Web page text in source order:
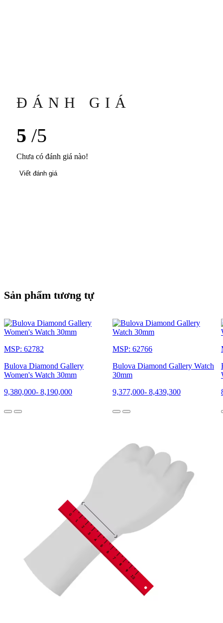
ĐÁNH GIÁ
5 /5
Chưa có đánh giá nào!
Viết đánh giá
Sản phẩm tương tự
MSP: 62782
Bulova Diamond Gallery
Women's Watch 30mm
9,380,000- 8,190,000
MSP: 62766
Bulova Diamond Gallery Watch
30mm
9,377,000- 8,439,300